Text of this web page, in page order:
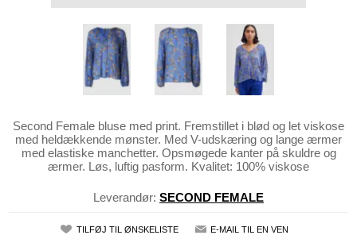
Second Female bluse med print. Fremstillet i blød og let viskose
med heldækkende mønster. Med V-udskæring og lange ærmer
med elastiske manchetter. Opsmøgede kanter på skuldre og
ærmer. Løs, luftig pasform. Kvalitet: 100% viskose
Leverandør: SECOND FEMALE
TILFØJ TIL ØNSKELISTE E-MAIL TIL EN VEN